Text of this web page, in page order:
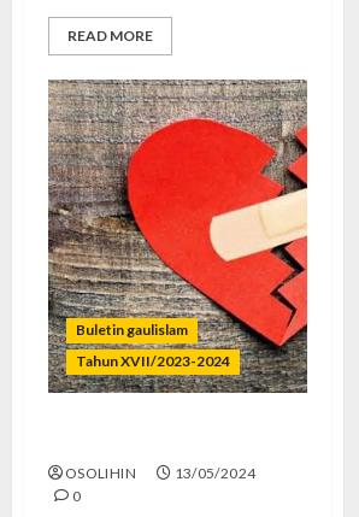
READ MORE
Buletin gaulislam
Tahun XVII/2023-2024
OSOLIHIN
13/05/2024
0